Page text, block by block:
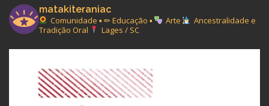
matakiteraniac
Comunidade ▪︎ ✏ Educação ▪︎ Arte
Ancestralidade e
Tradição Oral
Lages / SC